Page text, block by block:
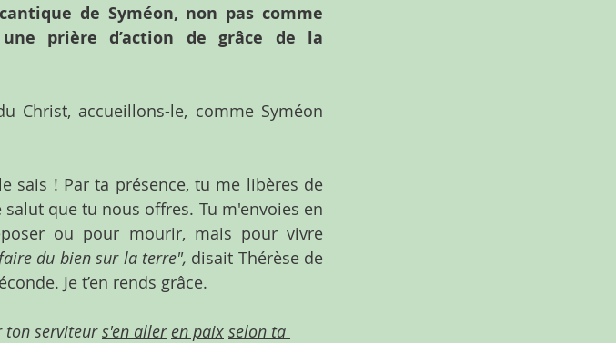
de Syméon, non pas comme
prière d’action de grâce de la
Christ, accueillons-le, comme Syméon
sais ! Par ta présence, tu me libères de
salut que tu nous offres. Tu m'envoies en
ou pour mourir, mais pour vivre
du bien sur la terre", disait Thérèse de
Je t’en rends grâce.
ton serviteur s'en aller en paix selon ta